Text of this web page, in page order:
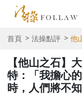
首頁 法操點評 他
【他山之石】
特：「我擔心
時，人們將不